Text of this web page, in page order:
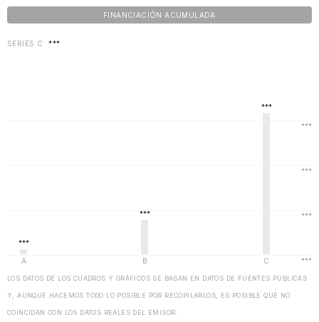
FINANCIACIÓN ACUMULADA
SERIES C ***
LOS DATOS DE LOS CUADROS Y GRÁFICOS SE BASAN EN DATOS DE FUENTES PÚBLICAS
Y, AUNQUE HACEMOS TODO LO POSIBLE POR RECOPILARLOS, ES POSIBLE QUE NO
COINCIDAN CON LOS DATOS REALES DEL EMISOR.